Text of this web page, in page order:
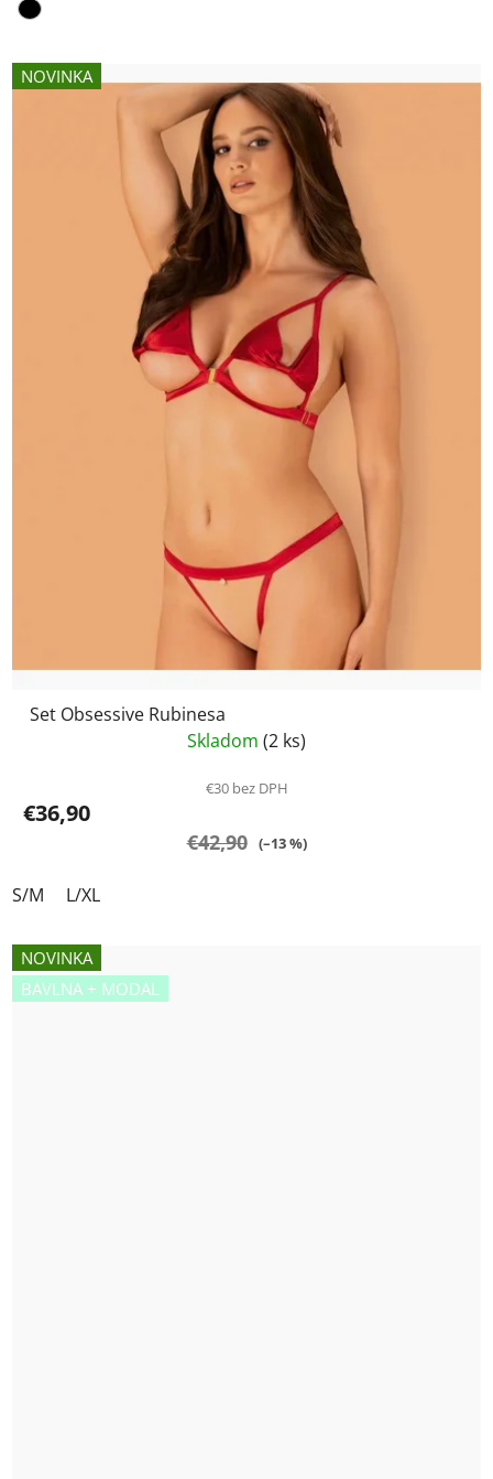
NOVINKA
Set Obsessive Rubinesa
Skladom (2 ks)
€30 bez DPH
€36,90
€42,90 (–13 %)
S/M L/XL
NOVINKA
BAVLNA + MODAL